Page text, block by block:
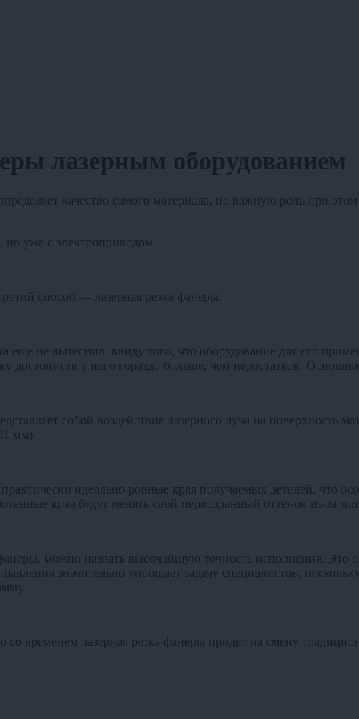
лазерным оборудованием
качество самого материала, но важную роль при
уже с электроприводом.
способ — лазерная резка фанеры.
не вытеснил, ввиду того, что оборудование для его
достоинств у него гораздо больше, чем недостатков.
собой воздействие лазерного луча на
мм).
идеально ровные края получаемых деталей, что
края будут менять свой первозданный оттенок из-за
можно назвать высочайшую точность исполнения. Это
значительно упрощает задачу специалистов,
со временем лазерная резка фанеры придет на смену